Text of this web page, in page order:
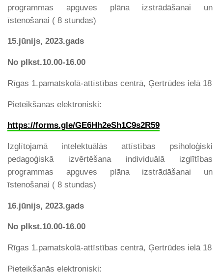
programmas apguves plāna izstrādāšanai un
īstenošanai ( 8 stundas)
15.jūnijs, 2023.gads
No plkst.10.00-16.00
Rīgas 1.pamatskolā-attīstības centrā, Ģertrūdes ielā 18
Pieteikšanās elektroniski:
https://forms.gle/GE6Hh2eSh1C9s2R59
Izglītojamā intelektuālās attīstības psiholoģiski
pedagoģiskā izvērtēšana individuālā izglītības
programmas apguves plāna izstrādāšanai un
īstenošanai ( 8 stundas)
16.jūnijs, 2023.gads
No plkst.10.00-16.00
Rīgas 1.pamatskolā-attīstības centrā, Ģertrūdes ielā 18
Pieteikšanās elektroniski: